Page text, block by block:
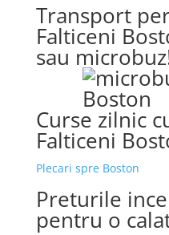
Transport
Falticeni
sau
Curse zilnic
Falticeni
Plecari spre Boston
Preturile
pentru o